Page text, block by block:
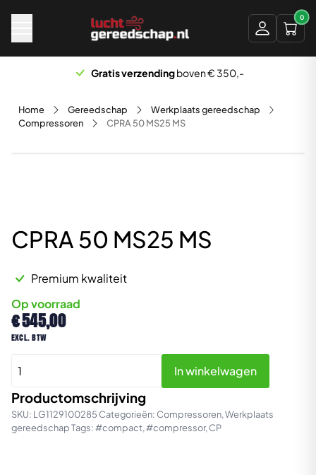
0
Gratis verzendingboven € 350,-
Home Gereedschap
Werkplaats gereedschap
Compressoren
CPRA 50 MS25 MS
CPRA 50 MS25 MS
€545,00
excl. btw
Premium kwaliteit
Op voorraad
Productomschrijving
50
MS25
MS
aantal
In winkelwagen
SKU: LG1129100285 Categorieën: Compressoren,Werkplaats
gereedschapTags:#compact,#compressor, CP